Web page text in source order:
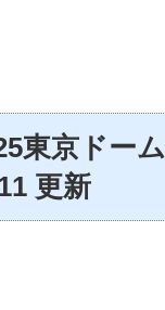
東京ドー
更新